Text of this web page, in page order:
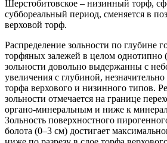
Шерстобитовское – низинный торф,
суббореальный период, сменяется в
верховой торф.
Распределение зольности по глубине
торфяных залежей в целом однотипно (
зольности довольно выдержанны с
увеличения с глубиной, незначительно
торфа верхового и низинного типов.
зольности отмечается на границе
органо-минеральным и ниже к
Зольность поверхностного
болота (0–3 см) достигает